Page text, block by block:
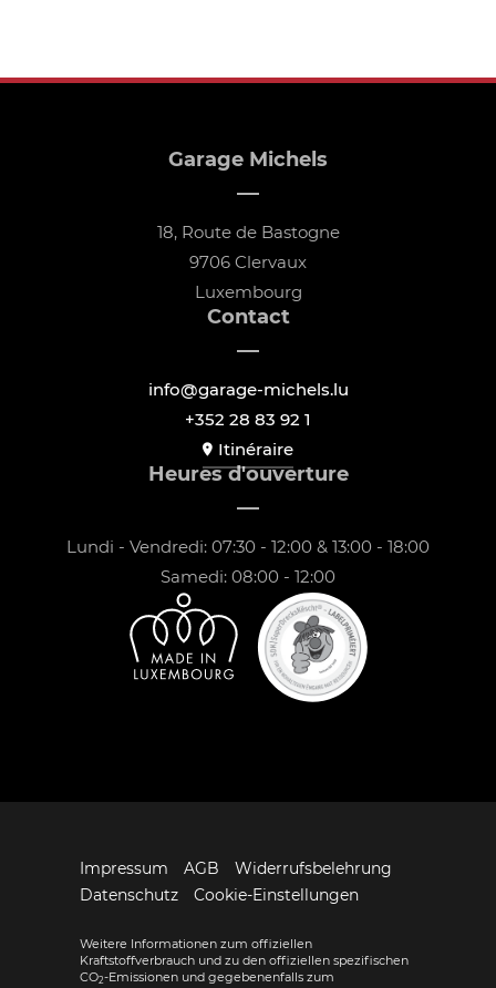
Garage Michels
18, Route de Bastogne
9706 Clervaux
Luxembourg
Contact
info@garage-michels.lu
+352 28 83 92 1
Itinéraire
Heures d'ouverture
Lundi - Vendredi: 07:30 - 12:00 & 13:00 - 18:00
Samedi: 08:00 - 12:00
Impressum AGB
Widerrufsbelehrung
Datenschutz
Cookie-Einstellungen
Weitere Informationen zum offiziellen
Kraftstoffverbrauch und zu den offiziellen spezifischen
CO2-Emissionen und gegebenenfalls zum